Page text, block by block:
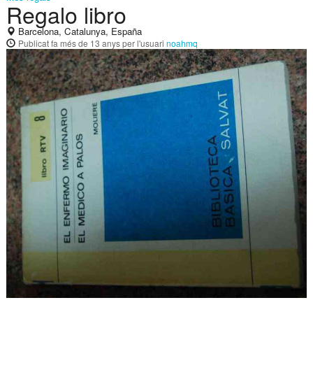
Regalo libro
Barcelona, Catalunya, España
Publicatfa més de 13 anysper l'usuari noahmq